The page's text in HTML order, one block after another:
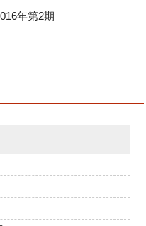
年第2期